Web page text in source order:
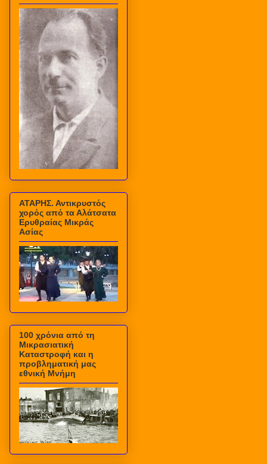
ΑΤΑΡΗΣ. Αντικρυστός
χορός από τα Αλάτσατα
Ερυθραίας Μικράς
Ασίας
100 χρόνια από τη
Μικρασιατική
Καταστροφή και η
προβληματική μας
εθνική Μνήμη